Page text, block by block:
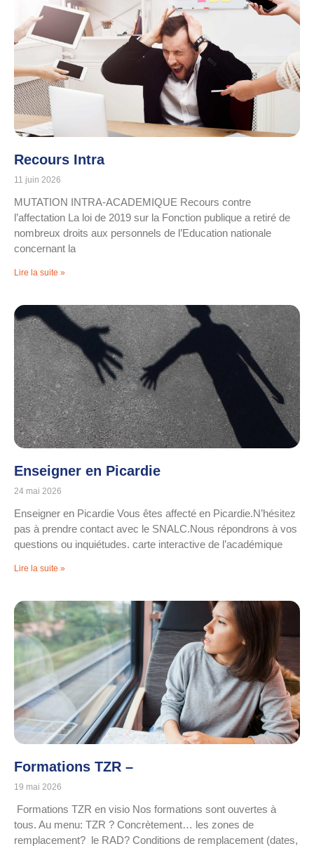
Recours Intra
11 juin 2026
MUTATION INTRA-ACADEMIQUE Recours contre
l’affectation La loi de 2019 sur la Fonction publique a retiré de
nombreux droits aux personnels de l’Education nationale
concernant la
Lire la suite »
Enseigner en Picardie
24 mai 2026
Enseigner en Picardie Vous êtes affecté en Picardie.N’hésitez
pas à prendre contact avec le SNALC.Nous répondrons à vos
questions ou inquiétudes. carte interactive de l’académique
Lire la suite »
Formations TZR –
19 mai 2026
Formations TZR en visio Nos formations sont ouvertes à
tous. Au menu: TZR ? Concrètement… les zones de
remplacement? le RAD? Conditions de remplacement (dates,